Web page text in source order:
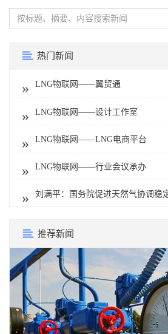
热门新闻
» LNG物联网——翼贸通
» LNG物联网——设计工作室
» LNG物联网——LNG电商平台
» LNG物联网——行业会议承办
» 刘满平：国务院促进天然气协调稳
推荐新闻